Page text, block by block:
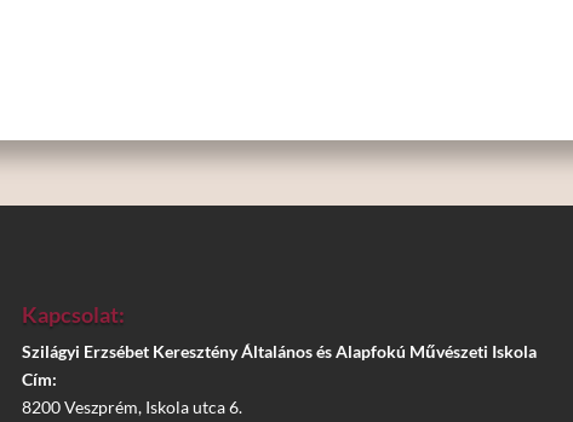
Kapcsolat:
Szilágyi Erzsébet Keresztény Általános és Alapfokú Művészeti Iskola
Cím:
8200 Veszprém, Iskola utca 6.